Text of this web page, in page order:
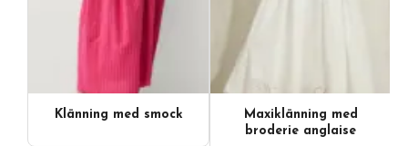
Klänning med smock
Maxiklänning med
broderie anglaise